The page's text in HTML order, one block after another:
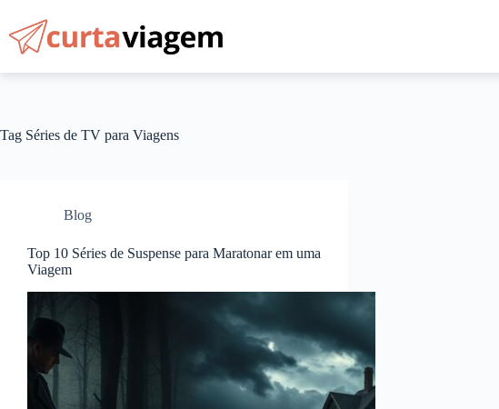
conteúdo
Tag Séries de TV para Viagens
Blog
Top 10 Séries de Suspense para Maratonar em uma
Viagem